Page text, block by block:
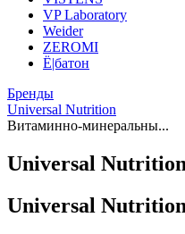
VP Laboratory
Weider
ZEROMI
Ё|батон
Бренды
Universal Nutrition
Витаминно-минеральны...
Universal
Universal